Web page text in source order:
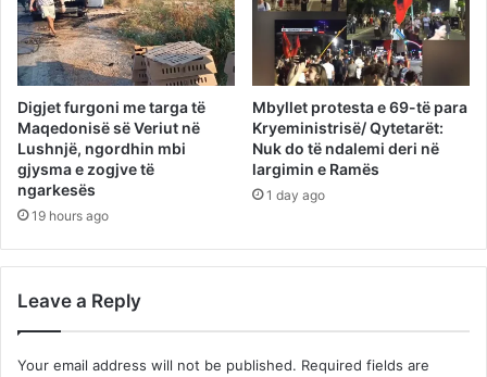
Digjet furgoni me targa të
Maqedonisë së Veriut në
Lushnjë, ngordhin mbi
gjysma e zogjve të
ngarkesës
19 hours ago
Mbyllet protesta e 69-të para
Kryeministrisë/ Qytetarët:
Nuk do të ndalemi deri në
largimin e Ramës
1 day ago
Leave a Reply
Your email address will not be published. Required fields are